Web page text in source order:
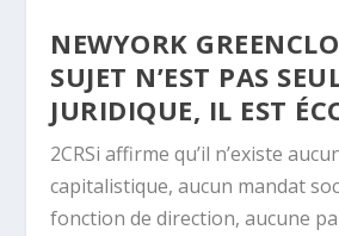
NEWYORK
SUJET N’EST PAS
JURIDIQUE, IL EST
2CRSi affirme qu’il n’existe
capitalistique, aucun mandat
fonction de direction, aucune